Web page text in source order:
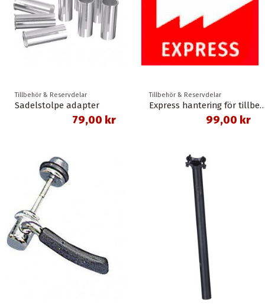
Tillbehör & Reservdelar
Sadelstolpe adapter
79,00 kr
Tillbehör & Reservdelar
Express
99,00 kr